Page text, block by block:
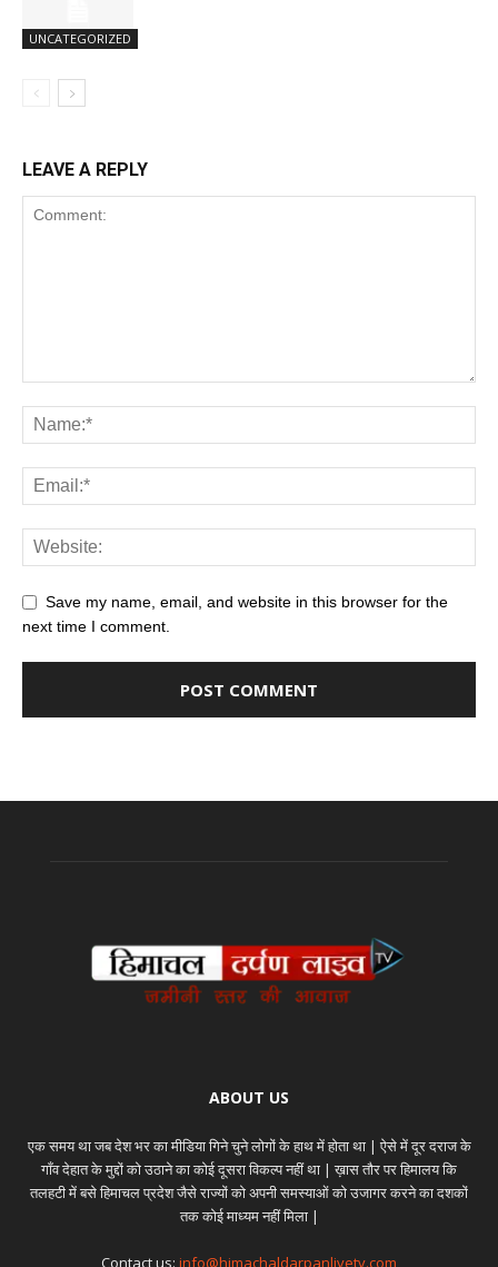
UNCATEGORIZED
LEAVE A REPLY
Save my name, email, and website in this browser for the
next time I comment.
ABOUT US
एक समय था जब देश भर का मीडिया गिने चुने लोगों के हाथ में होता था | ऐसे में दूर दराज के
गाँव देहात के मुद्दों को उठाने का कोई दूसरा विकल्प नहीं था | ख़ास तौर पर हिमालय कि
तलहटी में बसे हिमाचल प्रदेश जैसे राज्यों को अपनी समस्याओं को उजागर करने का दशकों
तक कोई माध्यम नहीं मिला |
Contact us: info@himachaldarpanlivetv.com